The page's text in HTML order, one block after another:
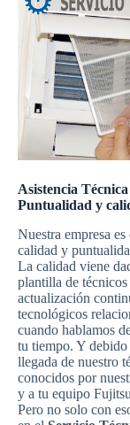
Asistencia
Puntualidad y
Nuestra empresa
calidad y
La calidad viene
plantilla de
actualización
tecnológicos
cuando hablamos
tu tiempo. Y debido
llegada de nuestro
conocidos por
y a tu equipo
Pero no solo con